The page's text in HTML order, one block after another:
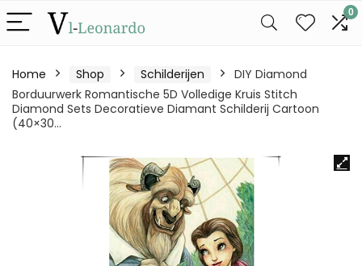
0
Home Shop Schilderijen
DIY Diamond
Borduurwerk Romantische 5D Volledige Kruis Stitch
Diamond Sets Decoratieve Diamant Schilderij Cartoon
(40×30…